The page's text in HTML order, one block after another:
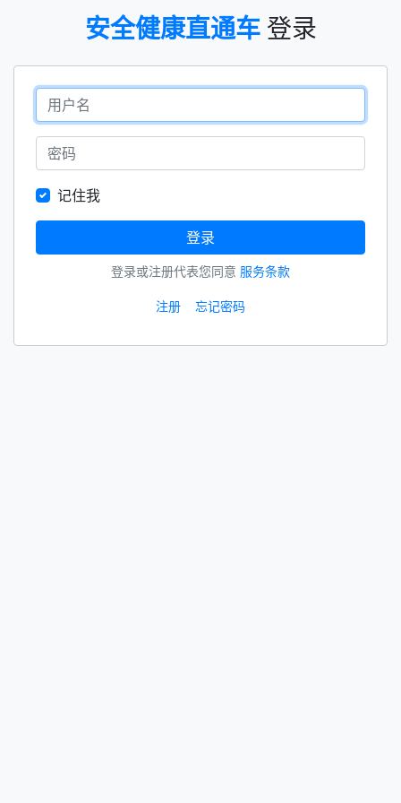
安全健康直通车 登录
用户名
记住我
登录
登录或注册代表您同意 服务条款
注册 忘记密码